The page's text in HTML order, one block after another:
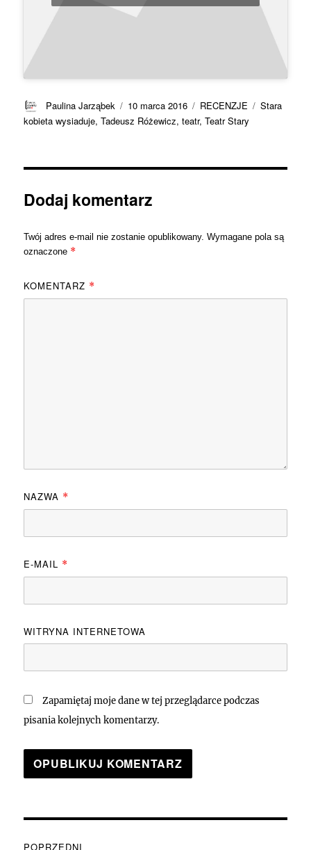
Autor
Paulina Jarząbek
Data
publikacji
10 marca 2016 Kategorie
RECENZJE Tagi
Stara
kobieta wysiaduje,Tadeusz Różewicz,teatr,Teatr Stary
Dodaj komentarz
Twój adres e-mail nie zostanie opublikowany. Wymagane pola są
oznaczone *
KOMENTARZ *
NAZWA *
E-MAIL *
WITRYNA INTERNETOWA
Zapamiętaj moje dane w tej przeglądarce podczas
pisania kolejnych komentarzy.
POPRZEDNI